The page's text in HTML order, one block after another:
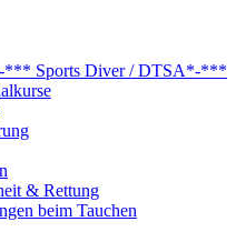
*** Sports Diver / DTSA*-***
& Rettung
beim Tauchen